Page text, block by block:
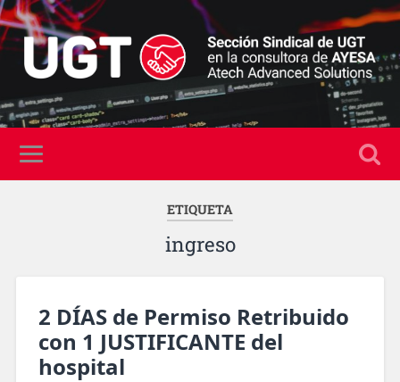
ETIQUETA
ingreso
2 DÍAS de Permiso Retribuido
con 1 JUSTIFICANTE del
hospital